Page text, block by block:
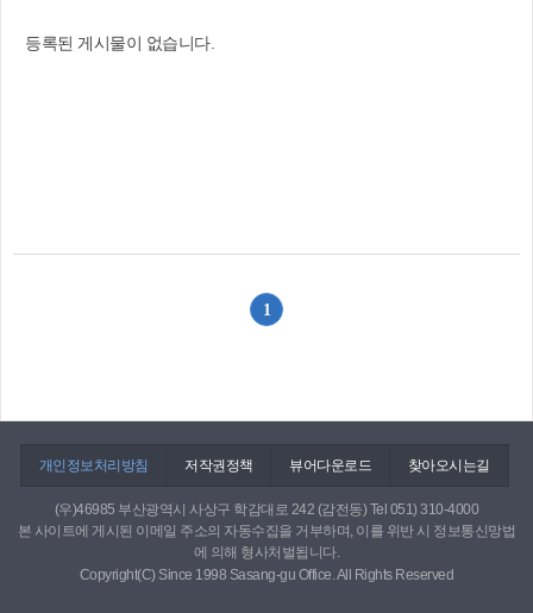
등록된 게시물이 없습니다.
1
개인정보처리방침 저작권정책 뷰어다운로드 찾아오시는길
(우)46985 부산광역시 사상구 학감대로 242 (감전동) Tel 051) 310-4000
본 사이트에 게시된 이메일 주소의 자동수집을 거부하며, 이를 위반 시 정보통신망법
에 의해 형사처벌됩니다.
Copyright(C) Since 1998 Sasang-gu Office. All Rights Reserved